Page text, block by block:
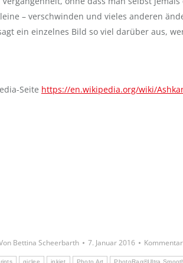
– verschwinden und vieles anderen
ein einzelnes Bild so viel darüber aus,
Seite https://en.wikipedia.org/wiki/
Bettina Scheerbarth 7. Januar 2016
giclee inkjet Photo Art PhotoRag®Ultra